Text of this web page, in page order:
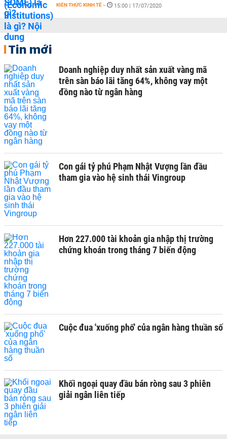
KIẾN THỨC KINH TẾ - 15:00 | 17/07/2020
Tin mới
Doanh nghiệp duy nhất sản xuất vàng mã
trên sàn báo lãi tăng 64%, không vay một
đồng nào từ ngân hàng
Con gái tỷ phú Phạm Nhật Vượng lần đầu
tham gia vào hệ sinh thái Vingroup
Hơn 227.000 tài khoản gia nhập thị trường
chứng khoán trong tháng 7 biến động
Cuộc đua 'xuống phố' của ngân hàng thuần số
Khối ngoại quay đầu bán ròng sau 3 phiên
giải ngân liên tiếp